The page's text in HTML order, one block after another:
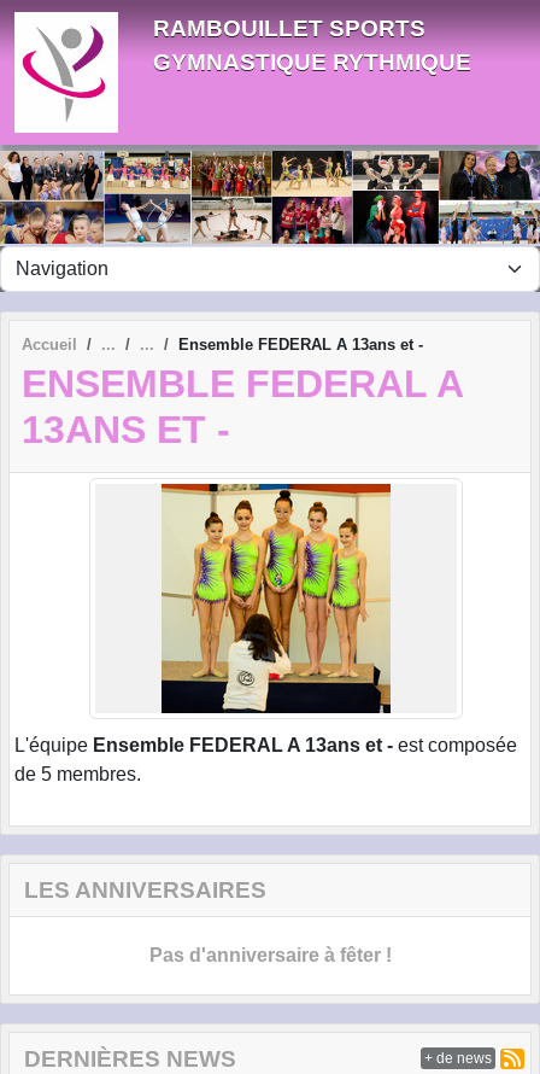
RAMBOUILLET SPORTS
GYMNASTIQUE RYTHMIQUE
Accueil Ensemble FEDERAL A 13ans et -
ENSEMBLE FEDERAL A
13ANS ET -
L'équipe Ensemble FEDERAL A 13ans et - est composée
de 5 membres.
LES ANNIVERSAIRES
Pas d'anniversaire à fêter !
DERNIÈRES NEWS + de news
Panneau de gestion des cookies